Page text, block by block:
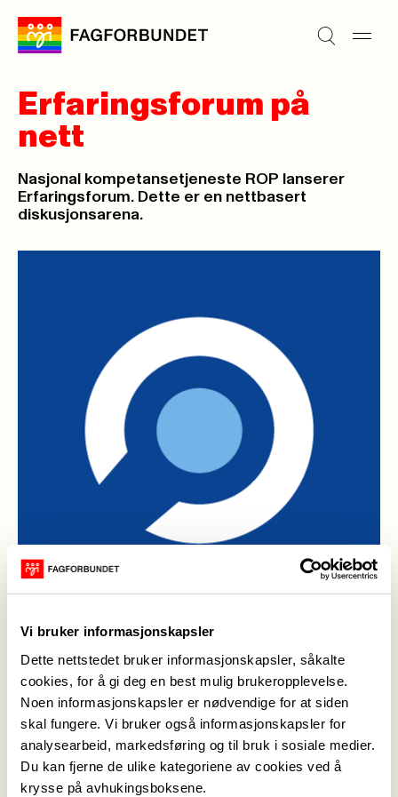
Vi bruker informasjonskapsler
Dette nettstedet bruker informasjonskapsler, såkalte
cookies, for å gi deg en best mulig brukeropplevelse.
Noen informasjonskapsler er nødvendige for at siden
skal fungere. Vi bruker også informasjonskapsler for
analysearbeid, markedsføring og til bruk i sosiale medier.
Du kan fjerne de ulike kategoriene av cookies ved å
krysse på avhukingsboksene.
Erfaringsforum på
nett
Nasjonal kompetansetjeneste ROP lanserer
Erfaringsforum. Dette er en nettbasert
diskusjonsarena.
Sykkylven 2
Kristin Skogli, 24. mar. 2015
Sist oppdatert: 24. mar. 2015
– Målet er å skape en møteplass hvor fagfolk,
brukere og pårørende kan utveksle erfaringer og
kunnskap. Slik håper vi å bidra til å øke kvaliteten i